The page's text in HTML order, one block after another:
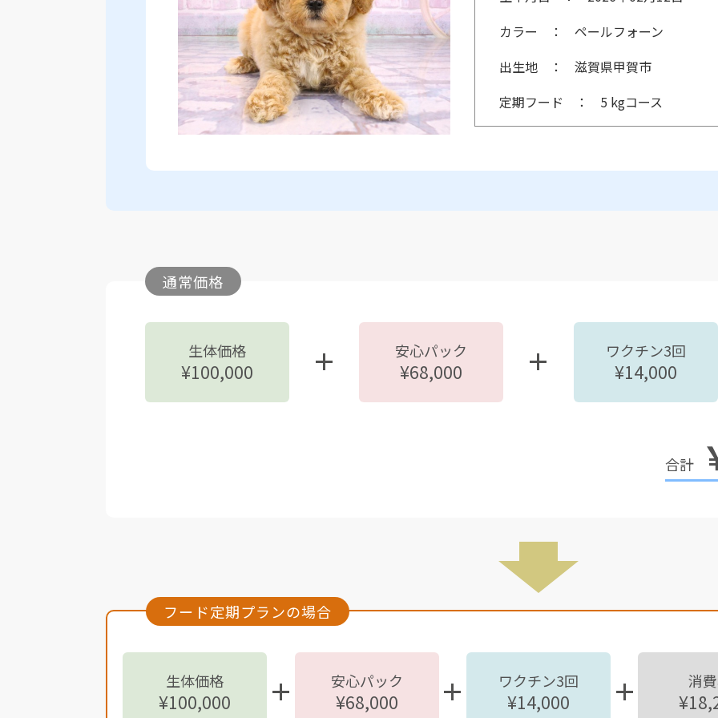
カラー
ペールフォーン
出生地
滋賀県甲賀市
定期フード
5 kgコース
通常価格
生体価格
¥100,000
安心パック
¥68,000
ワクチン3回
¥14,000
フード定期プランの場合
生体価格
¥100,000
安心パック
¥68,000
ワクチン3回
¥14,000
消